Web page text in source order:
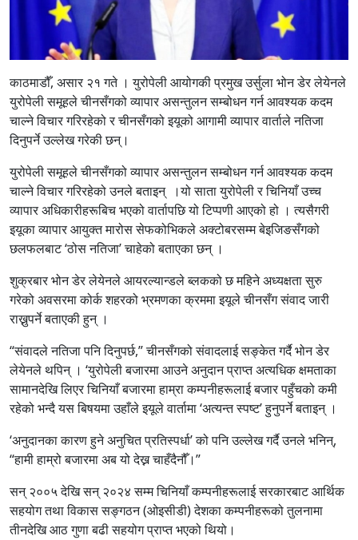
काठमाडौँ, असार २१ गते । युरोपेली आयोगकी प्रमुख उर्सुला भोन डेर लेयेनले
युरोपेली समूहले चीनसँगको व्यापार असन्तुलन सम्बोधन गर्न आवश्यक कदम
चाल्ने विचार गरिरहेको र चीनसँगको इयूको आगामी व्यापार वार्ताले नतिजा
दिनुपर्ने उल्लेख गरेकी छन्।
युरोपेली समूहले चीनसँगको व्यापार असन्तुलन सम्बोधन गर्न आवश्यक कदम
चाल्ने विचार गरिरहेको उनले बताइन् ।यो साता युरोपेली र चिनियाँ उच्च
व्यापार अधिकारीहरूबिच भएको वार्तापछि यो टिप्पणी आएको हो । त्यसैगरी
इयूका व्यापार आयुक्त मारोस सेफकोभिकले अक्टोबरसम्म बेइजिङसँगको
छलफलबाट ‘ठोस नतिजा’ चाहेको बताएका छन् ।
शुक्रबार भोन डेर लेयेनले आयरल्यान्डले ब्लकको छ महिने अध्यक्षता सुरु
गरेको अवसरमा कोर्क शहरको भ्रमणका क्रममा इयूले चीनसँग संवाद जारी
राख्नुपर्ने बताएकी हुन् ।
“संवादले नतिजा पनि दिनुपर्छ,” चीनसँगको संवादलाई सङ्केत गर्दै भोन डेर
लेयेनले थपिन् । ‘युरोपेली बजारमा आउने अनुदान प्राप्त अत्यधिक क्षमताका
सामानदेखि लिएर चिनियाँ बजारमा हाम्रा कम्पनीहरूलाई बजार पहुँचको कमी
रहेको भन्दै यस बिषयमा उहाँले इयूले वार्तामा ‘अत्यन्त स्पष्ट’ हुनुपर्ने बताइन् ।
‘अनुदानका कारण हुने अनुचित प्रतिस्पर्धा’ को पनि उल्लेख गर्दै उनले भनिन्,
“हामी हाम्रो बजारमा अब यो देख्न चाहँदैनौँ।”
सन् २००५ देखि सन् २०२४ सम्म चिनियाँ कम्पनीहरूलाई सरकारबाट आर्थिक
सहयोग तथा विकास सङ्गठन (ओइसीडी) देशका कम्पनीहरूको तुलनामा
तीनदेखि आठ गुणा बढी सहयोग प्राप्त भएको थियो।